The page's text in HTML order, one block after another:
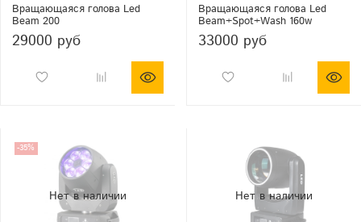
Вращающаяся голова Led
Beam 200
29000 руб
Вращающаяся голова Led
Beam+Spot+Wash 160w
33000 руб
-35%